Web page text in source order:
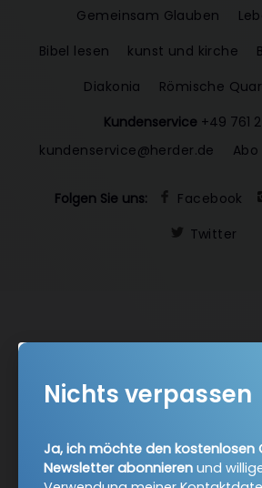
Gemeinsam Glauben
Bibel lesen
kunst und kirche
Diakonia
Römische
Kundenservice +49 761
kundenservice@herder.de
Folgen Sie uns: Facebook
Twitter
Ja, ich möchte den kostenlosen
Kontaktdaten zum Zweck des E-Mail-
den Verlag Herder ein. Den
Nichts verpassen
Ja, ich möchte den kostenlosen
Newsletter abonnieren und